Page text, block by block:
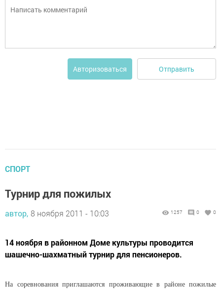
Авторизоваться Отправить
СПОРТ
Турнир для пожилых
автор, 8 ноября 2011 - 10:03 1257 0 0
14 ноября в районном Доме культуры проводится
шашечно-шахматный турнир для пенсионеров.
На соревнования приглашаются проживающие в районе пожилые